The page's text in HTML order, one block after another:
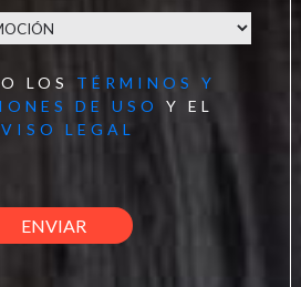
LOS TÉRMINOS Y
DE USO
Y EL
LEGAL